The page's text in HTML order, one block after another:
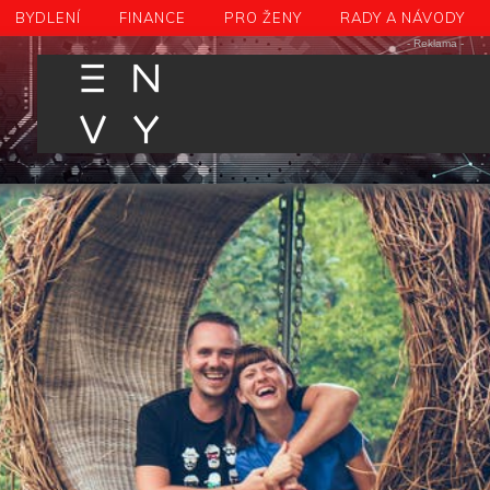
BYDLENÍ FINANCE PRO ŽENY RADY A NÁVODY
- Reklama -